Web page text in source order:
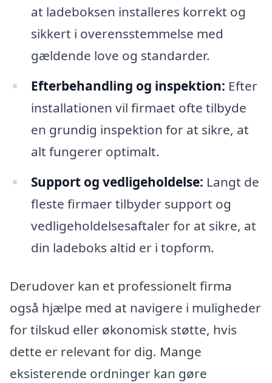
at ladeboksen installeres korrekt og
sikkert i overensstemmelse med
gældende love og standarder.
Efterbehandling og inspektion: Efter
installationen vil firmaet ofte tilbyde
en grundig inspektion for at sikre, at
alt fungerer optimalt.
Support og vedligeholdelse: Langt de
fleste firmaer tilbyder support og
vedligeholdelsesaftaler for at sikre, at
din ladeboks altid er i topform.
Derudover kan et professionelt firma
også hjælpe med at navigere i muligheder
for tilskud eller økonomisk støtte, hvis
dette er relevant for dig. Mange
eksisterende ordninger kan gøre